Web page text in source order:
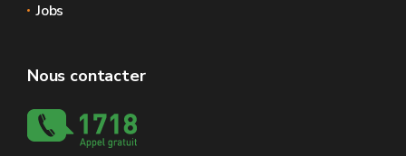
Jobs
Nous contacter